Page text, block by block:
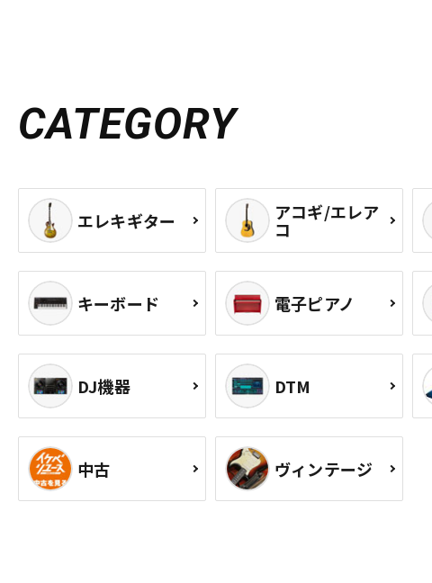
CATEGORY
エレキギター アコギ/エレア
コ
キーボード 電子ピアノ
DJ機器 DTM
中古 ヴィンテージ